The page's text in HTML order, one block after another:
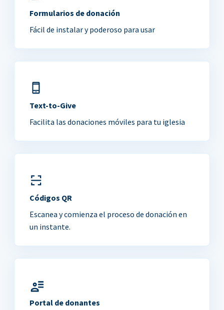
Formularios de donación
Fácil de instalar y poderoso para usar
Text-to-Give
Facilita las donaciones móviles para tu iglesia
Códigos QR
Escanea y comienza el proceso de donación en
un instante.
Portal de donantes